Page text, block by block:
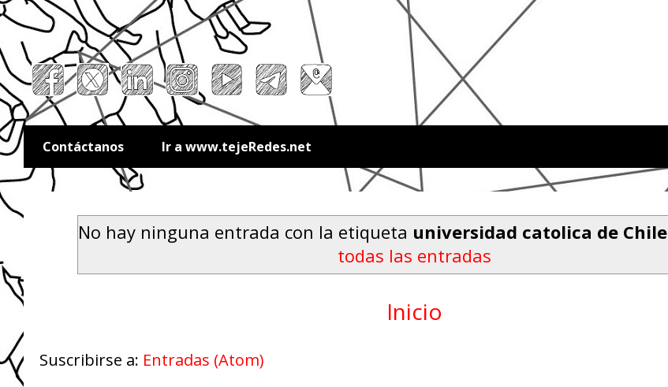
Contáctanos Ir a www.tejeRedes.net
No hay ninguna entrada con la etiqueta universidad catolica de Chile
todas las entradas
Inicio
Suscribirse a: Entradas (Atom)